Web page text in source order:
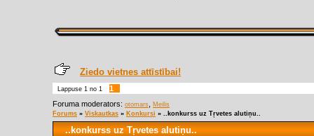
Ziedo vietnes attīstībai!
Lappuse 1 no 1
1
Foruma moderators: otomars
Meilis
Forums » Viskautkas » Konkursi » ..konkurss uz Tŗvetes alutiņu..
..konkurss uz Tŗvetes alutiņu..